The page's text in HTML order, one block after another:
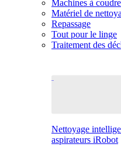
Machines à
Matériel de
Repassage
Tout pour le linge
Traitement des
Nettoyage
aspirateurs iRobot